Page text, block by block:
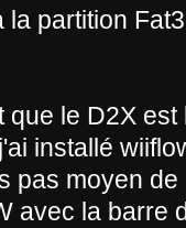
partition
que le D2X
installé
pas moyen
avec la barre